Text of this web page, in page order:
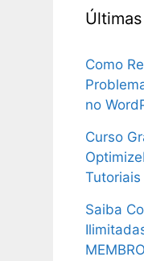
Como
no
Curso
Saiba